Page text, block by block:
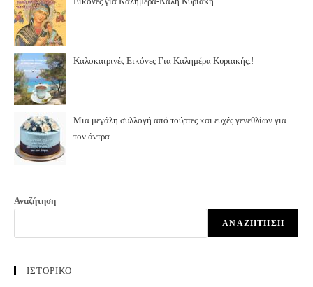
Καλοκαιρινές Εικόνες Για Καλημέρα Κυριακής.!
Μια μεγάλη συλλογή από τούρτες και ευχές γενεθλίων για
τον άντρα.
Αναζήτηση
ΑΝΑΖΉΤΗΣΗ
ΙΣΤΟΡΙΚΟ